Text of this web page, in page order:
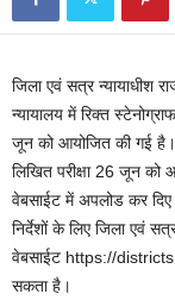
जिला एवं सत्र न्यायाधीश
न्यायालय में रिक्त
जून को आयोजित की गई है।
लिखित परीक्षा 26 जून को
वेबसाईट में अपलोड कर
निर्देशों के लिए जिला एवं
वेबसाईट https://
सकता है।